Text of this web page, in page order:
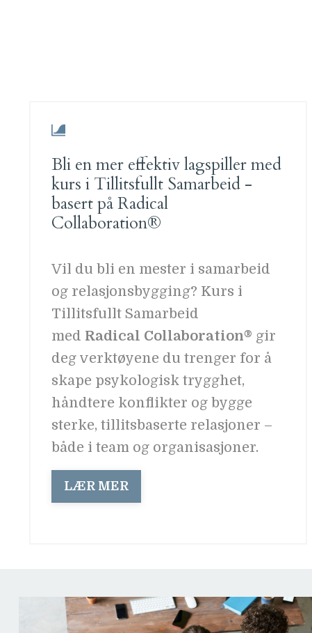
Bli en mer effektiv lagspiller med
kurs i Tillitsfullt Samarbeid -
basert på Radical
Collaboration®
Vil du bli en mester i samarbeid
og relasjonsbygging? Kurs i
Tillitsfullt Samarbeid
med Radical Collaboration® gir
deg verktøyene du trenger for å
skape psykologisk trygghet,
håndtere konflikter og bygge
sterke, tillitsbaserte relasjoner –
både i team og organisasjoner.
LÆR MER